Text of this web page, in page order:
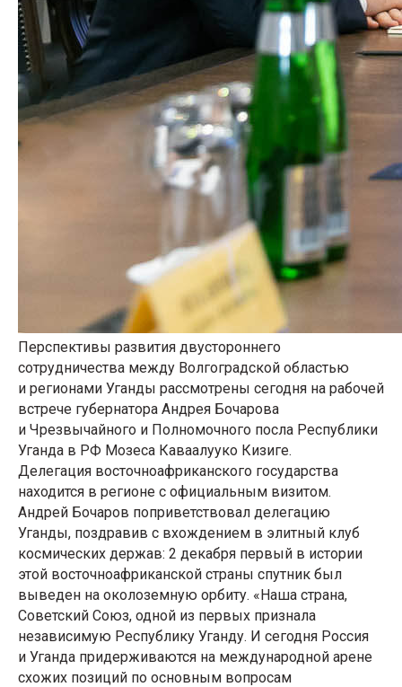
Перспективы развития двустороннего
сотрудничества между Волгоградской областью
и регионами Уганды рассмотрены сегодня на рабочей
встрече губернатора Андрея Бочарова
и Чрезвычайного и Полномочного посла Республики
Уганда в РФ Мозеса Каваалууко Кизиге.
Делегация восточноафриканского государства
находится в регионе с официальным визитом.
Андрей Бочаров поприветствовал делегацию
Уганды, поздравив с вхождением в элитный клуб
космических держав: 2 декабря первый в истории
этой восточноафриканской страны спутник был
выведен на околоземную орбиту. «Наша страна,
Советский Союз, одной из первых признала
независимую Республику Уганду. И сегодня Россия
и Уганда придерживаются на международной арене
схожих позиций по основным вопросам